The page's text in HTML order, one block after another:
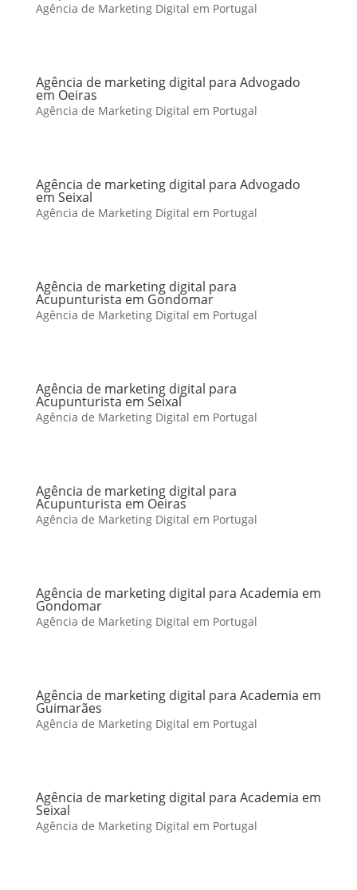
Agência de Marketing Digital em Portugal
Agência de marketing digital para Advogado
em Oeiras
Agência de Marketing Digital em Portugal
Agência de marketing digital para Advogado
em Seixal
Agência de Marketing Digital em Portugal
Agência de marketing digital para
Acupunturista em Gondomar
Agência de Marketing Digital em Portugal
Agência de marketing digital para
Acupunturista em Seixal
Agência de Marketing Digital em Portugal
Agência de marketing digital para
Acupunturista em Oeiras
Agência de Marketing Digital em Portugal
Agência de marketing digital para Academia em
Gondomar
Agência de Marketing Digital em Portugal
Agência de marketing digital para Academia em
Guimarães
Agência de Marketing Digital em Portugal
Agência de marketing digital para Academia em
Seixal
Agência de Marketing Digital em Portugal